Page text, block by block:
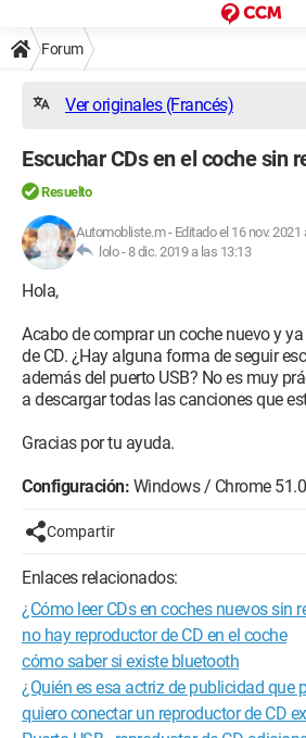
Forum
Ver originales (Francés)
Escuchar CDs en el coche sin
Resuelto
Automobliste.m- Editado el 16 nov. 2021
lolo -8 dic. 2019 a las 13:13
Hola,
Acabo de comprar un coche nuevo y
de CD. ¿Hay alguna forma de seguir
además del puerto USB? No es muy
a descargar todas las canciones que
Gracias por tu ayuda.
Configuración: Windows / Chrome
Compartir
Enlaces relacionados:
¿Cómo leer CDs en coches nuevos sin
no hay reproductor de CD en el coche
cómo saber si existe bluetooth
¿Quién es esa actriz de publicidad que
quiero conectar un reproductor de CD